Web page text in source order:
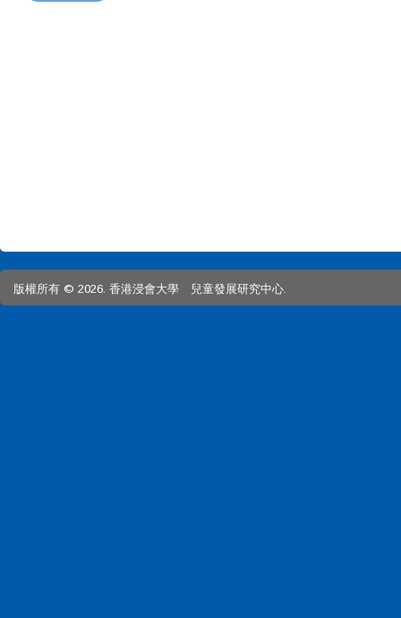
版權所有 © 2026. 香港浸會大學 兒童發展研究中心.